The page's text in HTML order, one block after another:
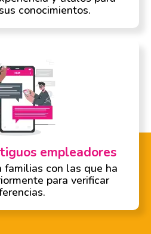
conocimientos.
empleadores
familias con las que ha
para verificar